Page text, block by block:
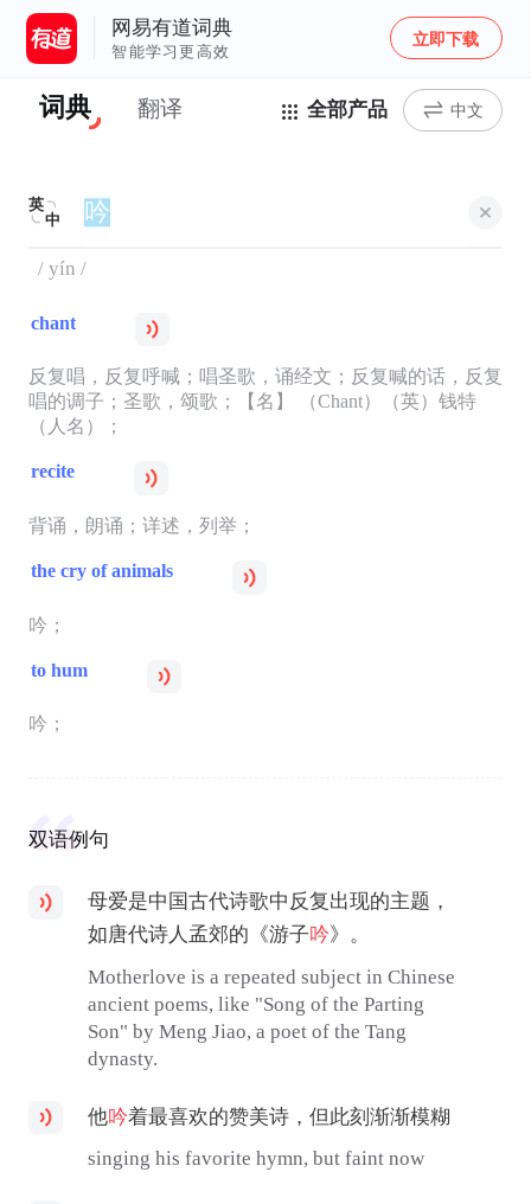
网易有道词典
智能学习更高效
立即下载
词典 翻译 全部产品 中文
英
中
/ yín /
chant
反复唱，反复呼喊；唱圣歌，诵经文；反复喊的话，反复
唱的调子；圣歌，颂歌；【名】 （Chant）（英）钱特
（人名）；
recite
背诵，朗诵；详述，列举；
the cry of animals
吟；
to hum
吟；
双语例句
母爱是中国古代诗歌中反复出现的主题，
如唐代诗人孟郊的《游子吟》。
Motherlove is a repeated subject in Chinese
ancient poems, like "Song of the Parting
Son" by Meng Jiao, a poet of the Tang
dynasty.
他吟着最喜欢的赞美诗，但此刻渐渐模糊
singing his favorite hymn, but faint now